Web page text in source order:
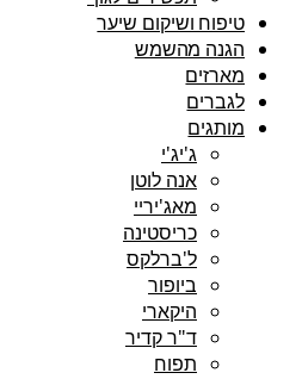
טיפוח ושיקום שיער
הגנה מהשמש
מארזים
לגברים
מותגים
ג'יג'י
אנה לוטן
מאג'יריי
כריסטינה
ל'ברלקס
ביופור
היקארי
ד"ר קדיר
תפוח